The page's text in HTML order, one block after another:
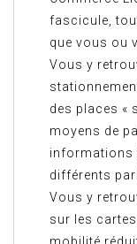
fascicule,
que vous ou
Vous y
des places «
moyens de
informations
différents
Vous y
sur les